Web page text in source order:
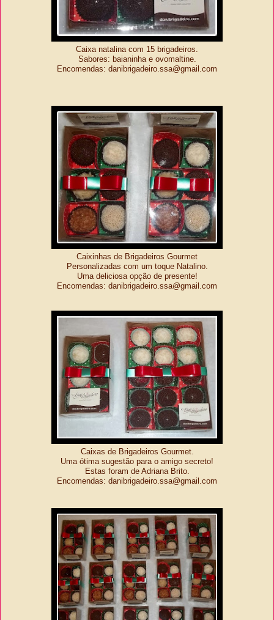
Caixa natalina com 15 brigadeiros.
Sabores: baianinha e ovomaltine.
Encomendas: danibrigadeiro.ssa@gmail.com
Caixinhas de Brigadeiros Gourmet
Personalizadas com um toque Natalino.
Uma deliciosa opção de presente!
Encomendas: danibrigadeiro.ssa@gmail.com
Caixas de Brigadeiros Gourmet.
Uma ótima sugestão para o amigo secreto!
Estas foram de Adriana Brito.
Encomendas: danibrigadeiro.ssa@gmail.com